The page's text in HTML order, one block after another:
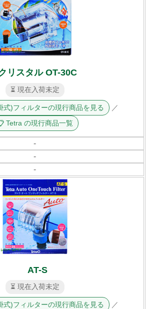
リスタル OT-30C
⏳ 現在入荷未定
式)フィルターの現行商品を見る ／
Tetra の現行商品一覧
-
-
-
AT-S
⏳ 現在入荷未定
式)フィルターの現行商品を見る ／